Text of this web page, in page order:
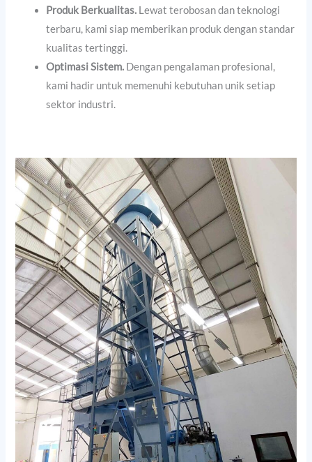
Produk Berkualitas. Lewat terobosan dan teknologi
terbaru, kami siap memberikan produk dengan standar
kualitas tertinggi.
Optimasi Sistem. Dengan pengalaman profesional,
kami hadir untuk memenuhi kebutuhan unik setiap
sektor industri.